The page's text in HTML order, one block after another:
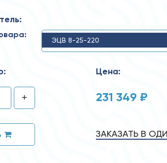
ЭЦВ 8-25-220
+
Цена:
231 349 ₽
ЗАКАЗАТЬ В